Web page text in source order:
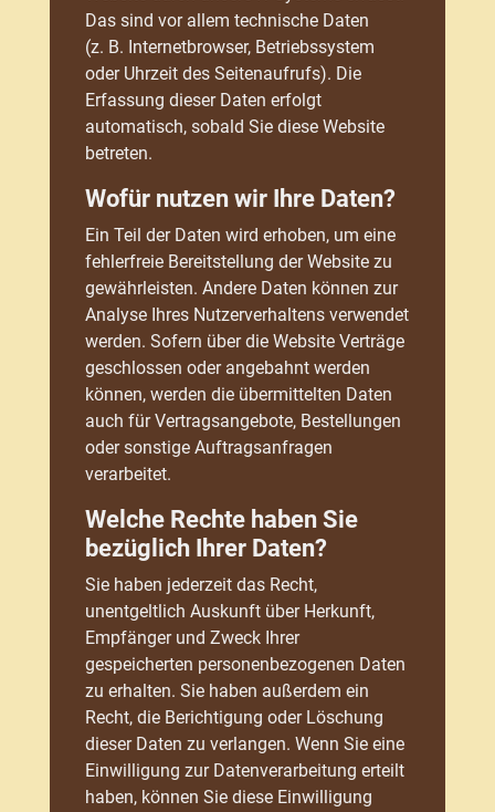
Das sind vor allem technische Daten
(z. B. Internetbrowser, Betriebssystem
oder Uhrzeit des Seitenaufrufs). Die
Erfassung dieser Daten erfolgt
automatisch, sobald Sie diese Website
betreten.
Wofür nutzen wir Ihre Daten?
Ein Teil der Daten wird erhoben, um eine
fehlerfreie Bereitstellung der Website zu
gewährleisten. Andere Daten können zur
Analyse Ihres Nutzerverhaltens verwendet
werden. Sofern über die Website Verträge
geschlossen oder angebahnt werden
können, werden die übermittelten Daten
auch für Vertragsangebote, Bestellungen
oder sonstige Auftragsanfragen
verarbeitet.
Welche Rechte haben Sie
bezüglich Ihrer Daten?
Sie haben jederzeit das Recht,
unentgeltlich Auskunft über Herkunft,
Empfänger und Zweck Ihrer
gespeicherten personenbezogenen Daten
zu erhalten. Sie haben außerdem ein
Recht, die Berichtigung oder Löschung
dieser Daten zu verlangen. Wenn Sie eine
Einwilligung zur Datenverarbeitung erteilt
haben, können Sie diese Einwilligung